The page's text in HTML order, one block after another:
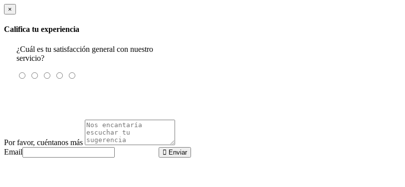
×
Califica tu experiencia
¿Cuál es tu satisfacción general con nuestro
servicio?
Por favor, cuéntanos más
Email
Enviar